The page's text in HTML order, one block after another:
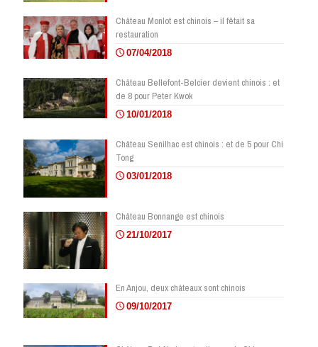
Château Monlot est chinois – il fêtait sa
restauration
07/04/2018
Château Bellefont-Belcier devient chinois : et
de 8 pour Peter Kwok
10/01/2018
Château Senilhac est chinois : et de 5 pour Chi
Tong
03/01/2018
Château Bonnange est chinois
21/10/2017
En Anjou, deux châteaux sont chinois
09/10/2017